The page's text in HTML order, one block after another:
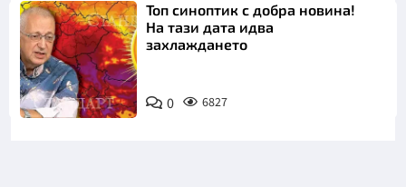
Топ синоптик с добра новина!
На тази дата идва
захлаждането
0 6827